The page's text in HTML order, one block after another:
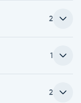
2
1
2